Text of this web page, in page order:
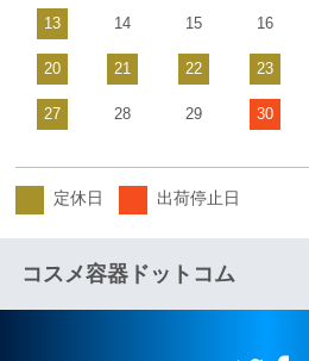
13 14 15 16
20 21 22 23
27 28 29 30
定休日 出荷停止日
コスメ容器ドットコム